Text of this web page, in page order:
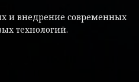
технологий.